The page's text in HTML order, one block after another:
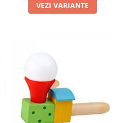
VEZI VARIANTE